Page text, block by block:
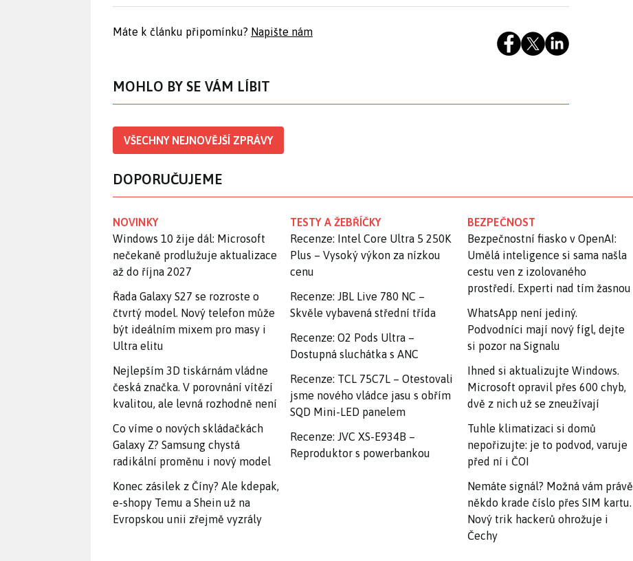
Máte k článku připomínku? Napište nám
MOHLO BY SE VÁM LÍBIT
VŠECHNY NEJNOVĚJŠÍ ZPRÁVY
DOPORUČUJEME
NOVINKY
Windows 10 žije dál: Microsoft
nečekaně prodlužuje aktualizace
až do října 2027
Řada Galaxy S27 se rozroste o
čtvrtý model. Nový telefon může
být ideálním mixem pro masy i
Ultra elitu
Nejlepším 3D tiskárnám vládne
česká značka. V porovnání vítězí
kvalitou, ale levná rozhodně není
Co víme o nových skládačkách
Galaxy Z? Samsung chystá
radikální proměnu i nový model
Konec zásilek z Číny? Ale kdepak,
e-shopy Temu a Shein už na
Evropskou unii zřejmě vyzrály
TESTY A ŽEBŘÍČKY
Recenze: Intel Core Ultra 5 250K
Plus – Vysoký výkon za nízkou
cenu
Recenze: JBL Live 780 NC –
Skvěle vybavená střední třída
Recenze: O2 Pods Ultra –
Dostupná sluchátka s ANC
Recenze: TCL 75C7L – Otestovali
jsme nového vládce jasu s obřím
SQD Mini-LED panelem
Recenze: JVC XS-E934B –
Reproduktor s powerbankou
BEZPEČNOST
Bezpečnostní fiasko v OpenAI:
Umělá inteligence si sama našla
cestu ven z izolovaného
prostředí. Experti nad tím žasnou
WhatsApp není jediný.
Podvodníci mají nový fígl, dejte
si pozor na Signalu
Ihned si aktualizujte Windows.
Microsoft opravil přes 600 chyb,
dvě z nich už se zneužívají
Tuhle klimatizaci si domů
nepořizujte: je to podvod, varuje
před ní i ČOI
Nemáte signál? Možná vám právě
někdo krade číslo přes SIM kartu.
Nový trik hackerů ohrožuje i
Čechy